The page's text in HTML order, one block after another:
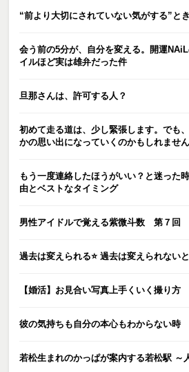
“前より大切にされていない気がする”と
会う前の5分が、自分を変える。開運
イルほど実は雄弁だった件
旦那さんは、許可する人？
初めて走る道は、少し緊張します。でも
かの思い出になっていくのかもしれません
もう一度連絡したほうがいい？と迷った
由とベストなタイミング
男性アイドルで覚える紫微斗数 第７回
過去は変えられる⭐️ 過去は変えられない
【婚活】お見合い写真上手くいく撮り方
彼の気持ちも自分の本心もわからない時
若松生まれのかっぱが案内する若松駅 ～